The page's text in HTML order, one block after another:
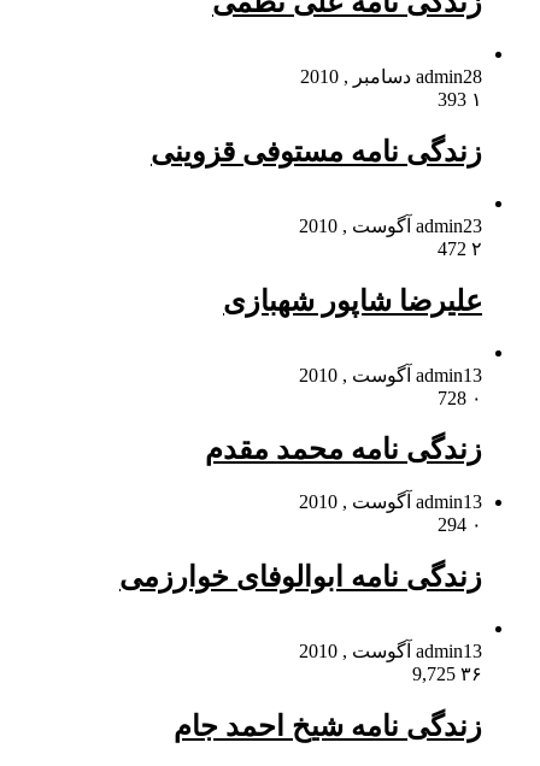
admin28 دسامبر , 2010
۱
زندگی نامه مستوفی قزوینی
admin23 آگوست , 2010
۲
علیرضا شاپور شهبازی
admin13 آگوست , 2010
۰
زندگی نامه محمد مقدم
admin13 آگوست , 2010
۰
زندگی نامه ابوالوفای خوارزمی
admin13 آگوست , 2010
۳۶
زندگی نامه شیخ احمد جام